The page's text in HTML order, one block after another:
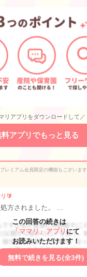
リアプリをダウンロードして／
料アプリでもっと見る
レミアム会員限定の機能もございます
🔰
方されました。 …
この回答の続きは
「ママリ」アプリ にて
お読みいただけます！
無料で続きを見る(全3件)